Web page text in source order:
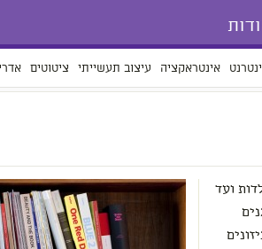
אינטראקציה עיצוב תעשייתי ציטוטים
ועד